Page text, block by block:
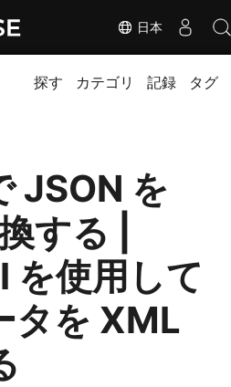
日本
探す カテゴリ 記録 タグ
JSON を
する |
を使用して
タを XML